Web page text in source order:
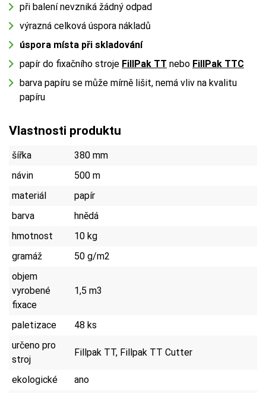
při balení nevzniká žádný odpad
výrazná celková úspora nákladů
úspora místa při skladování
papír do fixačního stroje FillPak TT nebo FillPak TTC
barva papíru se může mírně lišit, nemá vliv na kvalitu
papíru
Vlastnosti produktu
šířka
380 mm
návin
500 m
materiál
papír
barva
hnědá
hmotnost
10 kg
gramáž
50 g/m2
objem
vyrobené
fixace
1,5 m3
paletizace
48 ks
určeno pro
stroj
Fillpak TT, Fillpak TT Cutter
ekologické
ano